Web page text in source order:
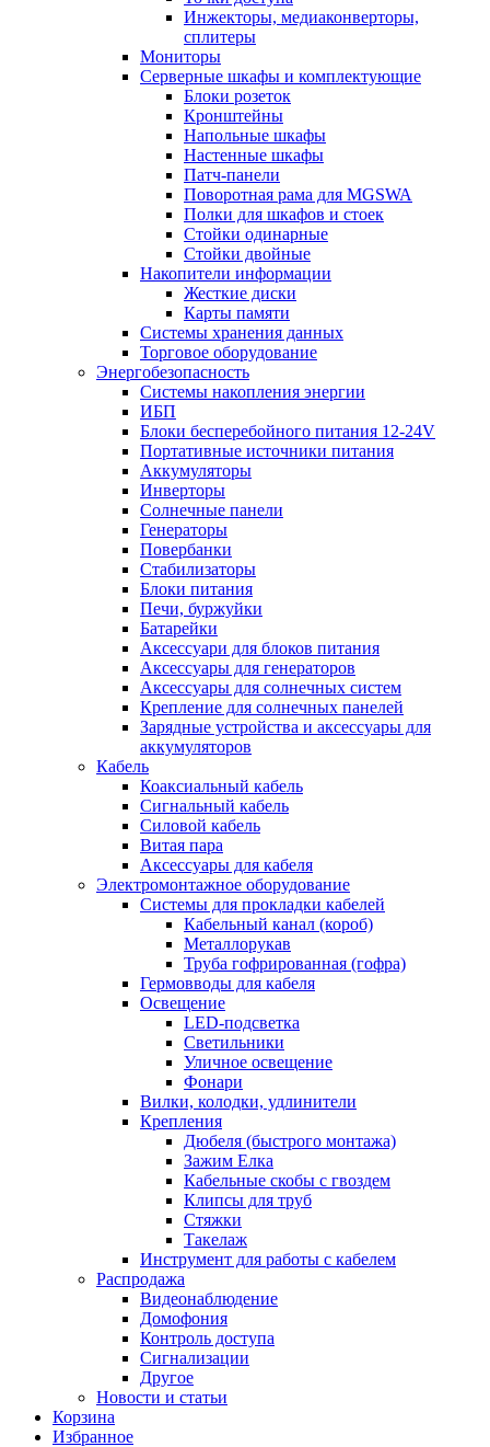
Инжекторы, медиаконверторы,
сплитеры
Мониторы
Серверные шкафы и комплектующие
Блоки розеток
Кронштейны
Напольные шкафы
Настенные шкафы
Патч-панели
Поворотная рама для MGSWA
Полки для шкафов и стоек
Стойки одинарные
Стойки двойные
Накопители информации
Жесткие диски
Карты памяти
Системы хранения данных
Торговое оборудование
Энергобезопасность
Системы накопления энергии
ИБП
Блоки бесперебойного питания 12-24V
Портативные источники питания
Аккумуляторы
Инверторы
Солнечные панели
Генераторы
Повербанки
Стабилизаторы
Блоки питания
Печи, буржуйки
Батарейки
Аксессуари для блоков питания
Аксессуары для генераторов
Аксессуары для солнечных систем
Крепление для солнечных панелей
Зарядные устройства и аксессуары для
аккумуляторов
Кабель
Коаксиальный кабель
Сигнальный кабель
Силовой кабель
Витая пара
Аксессуары для кабеля
Электромонтажное оборудование
Системы для прокладки кабелей
Кабельный канал (короб)
Металлорукав
Труба гофрированная (гофра)
Гермовводы для кабеля
Освещение
LED-подсветка
Светильники
Уличное освещение
Фонари
Вилки, колодки, удлинители
Крепления
Дюбеля (быстрого монтажа)
Зажим Елка
Кабельные скобы с гвоздем
Клипсы для труб
Стяжки
Такелаж
Инструмент для работы с кабелем
Распродажа
Видеонаблюдение
Домофония
Контроль доступа
Сигнализации
Другое
Новости и статьи
Корзина
Избранное